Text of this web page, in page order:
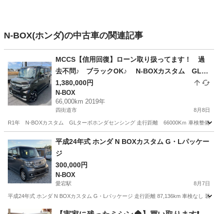
N-BOX(ホンダ)の中古車の関連記事
MCCS【信用回復】ローン取り扱ってます！ 過
去不問♪ ブラックOK♪ N-BOXカスタム GLタ
ーボホンダセンシング お問い合わせ大歓迎です
♪！
1,380,000円
N-BOX
66,000km 2019年
四街道市 8月8日
R1年 N-BOXカスタム GLターボホンダセンシング 走行距離 66000Kｍ 車検整備付
N-BOX MCCS
平成24年式 ホンダ N BOXカスタム G・Lパッケー
ジ
300,000円
N-BOX
愛宕駅 8月7日
平成24年式 ホンダ N BOXカスタム G・Lパッケージ 走行距離 87,136km 車検なし 装
野田市 愛宕駅 N-BOX 走行距離